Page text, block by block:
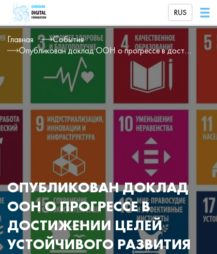
RUS
Главная
События
Опубликован доклад ООН о прогрессе в достижении целей устойчивого развития
ОПУБЛИКОВАН ДОКЛАД
ООН О ПРОГРЕССЕ В
ДОСТИЖЕНИИ ЦЕЛЕЙ
УСТОЙЧИВОГО РАЗВИТИЯ